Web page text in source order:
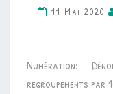
11 Mai 2020
Numération:
regroupements par